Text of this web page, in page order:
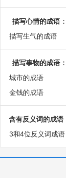
描写心情的成语 ：
描写生气的成语
描写事物的成语 ：
城市的成语
金钱的成语
含有反义词的成语
3和4位反义词成语